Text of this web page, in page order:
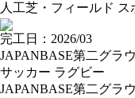
人工芝・フィールド ス
完工日：2026/03
JAPANBASE第二グラ
サッカー ラグビー
JAPANBASE第二グラ